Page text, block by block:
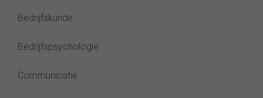
Bedrijfskunde
Bedrijfspsychologie
Communicatie